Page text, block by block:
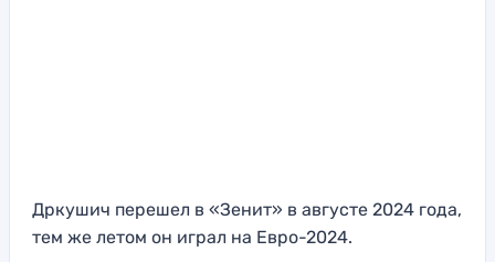
Дркушич перешел в «Зенит» в августе 2024 года,
тем же летом он играл на Евро-2024.